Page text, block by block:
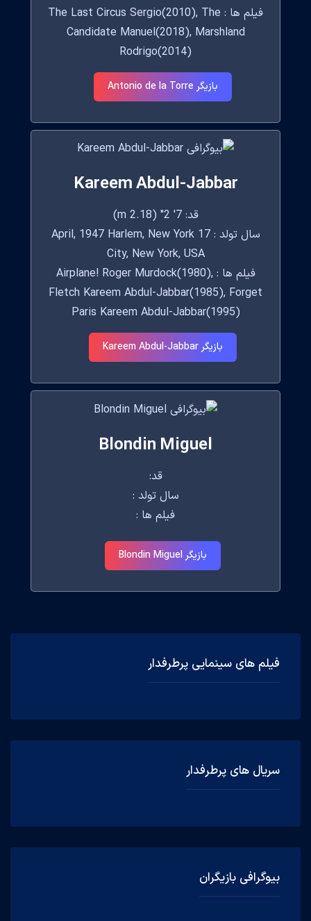
فیلم های سینمایی پرطرفدار
سریال های پرطرفدار
بیوگرافی بازیگران
فیلم ها : The Last Circus Sergio(2010), The
Candidate Manuel(2018), Marshland
Rodrigo(2014)
بازیگر Antonio de la Torre
Kareem Abdul-Jabbar
قد: 7' 2" (2.18 m)
سال تولد : 17 April, 1947 Harlem, New York
City, New York, USA
فیلم ها : Airplane! Roger Murdock(1980),
Fletch Kareem Abdul-Jabbar(1985), Forget
Paris Kareem Abdul-Jabbar(1995)
بازیگر Kareem Abdul-Jabbar
Blondin Miguel
قد:
سال تولد :
فیلم ها :
بازیگر Blondin Miguel